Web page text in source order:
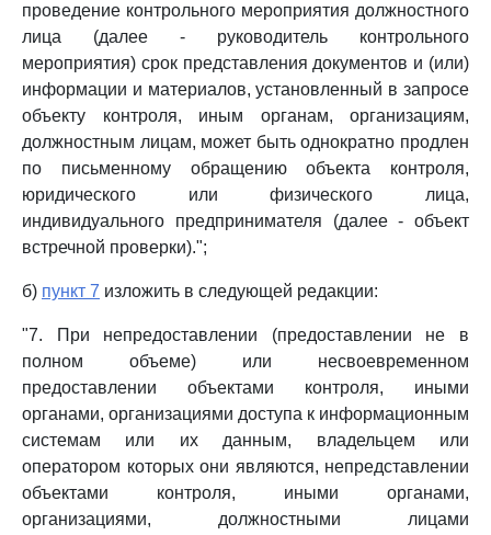
проведение контрольного мероприятия должностного
лица (далее - руководитель контрольного
мероприятия) срок представления документов и (или)
информации и материалов, установленный в запросе
объекту контроля, иным органам, организациям,
должностным лицам, может быть однократно продлен
по письменному обращению объекта контроля,
юридического или физического лица,
индивидуального предпринимателя (далее - объект
встречной проверки).";
б) пункт 7 изложить в следующей редакции:
"7. При непредоставлении (предоставлении не в
полном объеме) или несвоевременном
предоставлении объектами контроля, иными
органами, организациями доступа к информационным
системам или их данным, владельцем или
оператором которых они являются, непредставлении
объектами контроля, иными органами,
организациями, должностными лицами